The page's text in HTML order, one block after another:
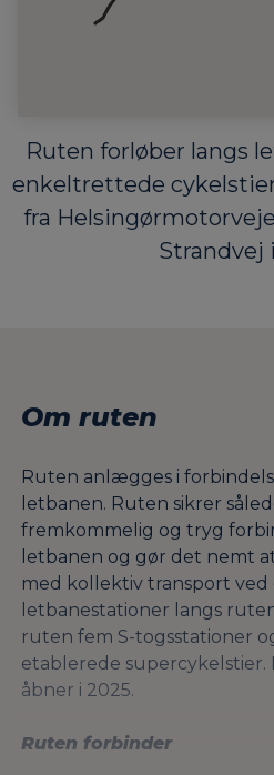
Ruten forløber langs
enkeltrettede
fra
Strandvej
Om ruten
Ruten anlægges i
letbanen. Ruten sikrer
fremkommelig og tryg
letbanen og gør det nemt
med kollektiv transport ved
letbanestationer langs
ruten fem S-togsstationer
etablerede supercykelstier.
åbner i 2025.
Ruten forbinder